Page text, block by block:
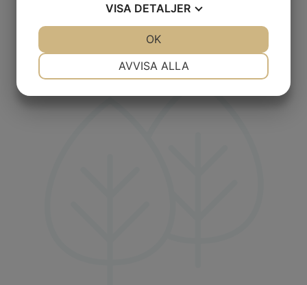
Krukor
VISA DETALJER
MARKNADSFÖRING STATISTIK
AVVISA ALLA
OK